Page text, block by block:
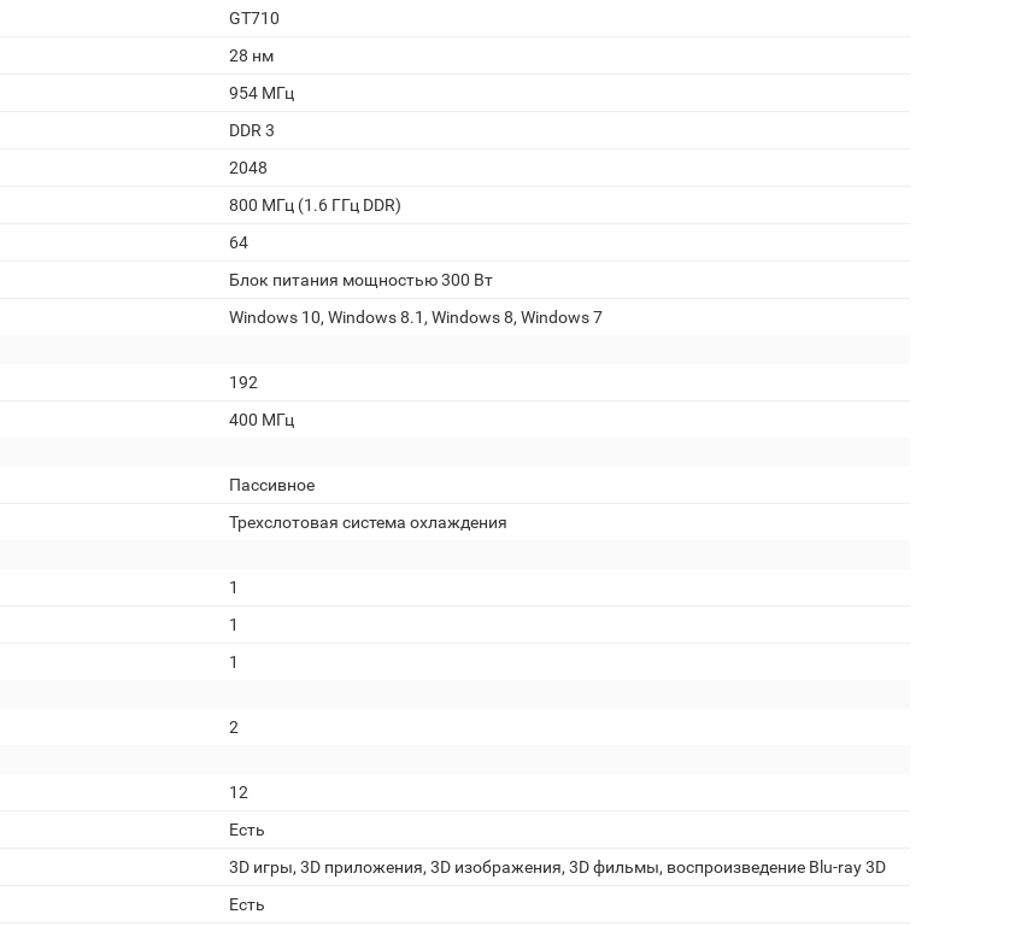
GT710
28 нм
954 МГц
DDR 3
2048
800 МГц (1.6 ГГц DDR)
64
Блок питания мощностью 300 Вт
Windows 10, Windows 8.1, Windows 8, Windows 7
192
400 МГц
Пассивное
Трехслотовая система охлаждения
1
1
1
2
12
Есть
3D игры, 3D приложения, 3D изображения, 3D фильмы, воспроизведение Blu-ray 3D
Есть